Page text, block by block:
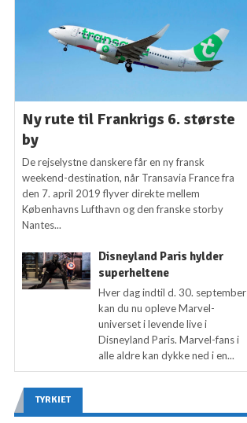
Ny rute til Frankrigs 6. største
by
De rejselystne danskere får en ny fransk
weekend-destination, når Transavia France fra
den 7. april 2019 flyver direkte mellem
Københavns Lufthavn og den franske storby
Nantes...
Disneyland Paris hylder
superheltene
Hver dag indtil d. 30. september
kan du nu opleve Marvel-
universet i levende live i
Disneyland Paris. Marvel-fans i
alle aldre kan dykke ned i en...
TYRKIET